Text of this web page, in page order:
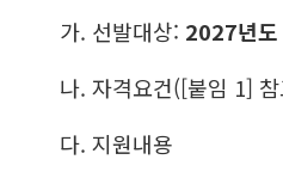
가. 선발대상: 2027년
나. 자격요건([붙임 1]
다. 지원내용